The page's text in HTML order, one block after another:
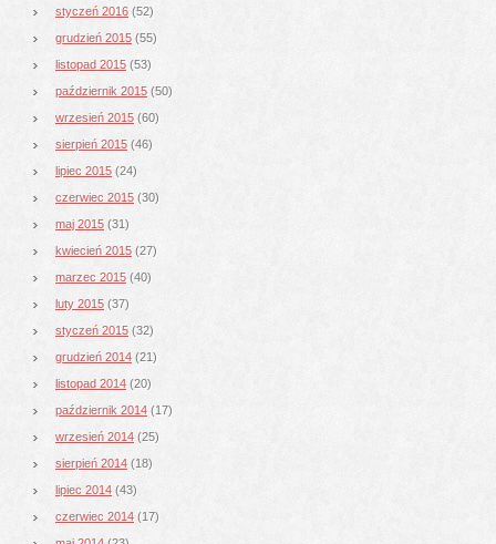
styczeń 2016 (52)
grudzień 2015 (55)
listopad 2015 (53)
październik 2015 (50)
wrzesień 2015 (60)
sierpień 2015 (46)
lipiec 2015 (24)
czerwiec 2015 (30)
maj 2015 (31)
kwiecień 2015 (27)
marzec 2015 (40)
luty 2015 (37)
styczeń 2015 (32)
grudzień 2014 (21)
listopad 2014 (20)
październik 2014 (17)
wrzesień 2014 (25)
sierpień 2014 (18)
lipiec 2014 (43)
czerwiec 2014 (17)